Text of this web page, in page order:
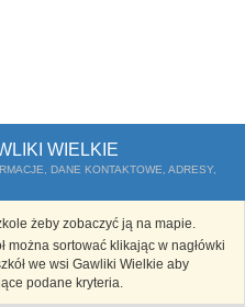
WIELKIE
DANE KONTAKTOWE, ADRESY,
żeby zobaczyć ją na mapie.
można sortować klikając w nagłówki
we wsi Gawliki Wielkie aby
podane kryteria.